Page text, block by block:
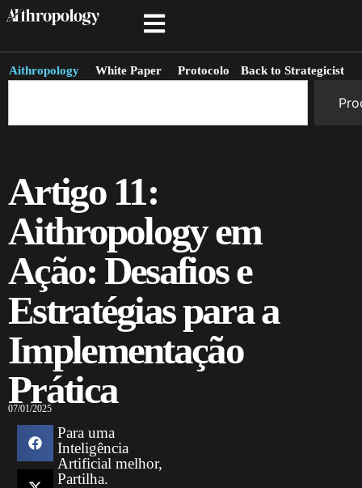
Aithropology White Paper Protocolo Back to Strategicist
Artigo 11:
Aithropology em
Ação: Desafios e
Estratégias para a
Implementação
Prática
07/01/2025
Para uma
Inteligência
Artificial melhor,
Partilha.